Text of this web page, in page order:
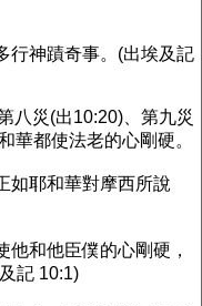
行神蹟奇事。(出埃及記
八災(出10:20)、第九災
華都使法老的心剛硬。
如耶和華對摩西所說
和他臣僕的心剛硬，
記 10:1)